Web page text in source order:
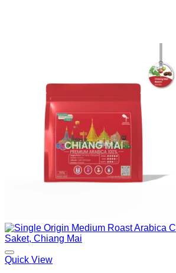
Quick View